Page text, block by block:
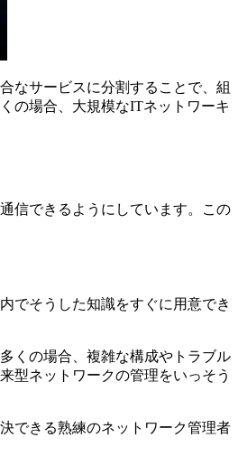
なサービスに分割することで、組
の場合、大規模なITネットワーキ
信できるようにしています。この
でそうした知識をすぐに用意でき
くの場合、複雑な構成やトラブル
型ネットワークの管理をいっそう
できる熟練のネットワーク管理者